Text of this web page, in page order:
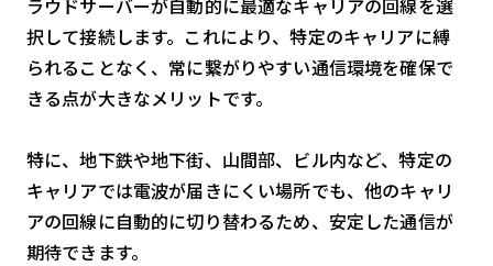
ラウドサーバーが自動的に最適なキャリアの回線を選
択して接続します。これにより、特定のキャリアに縛
られることなく、常に繋がりやすい通信環境を確保で
きる点が大きなメリットです。
特に、地下鉄や地下街、山間部、ビル内など、特定の
キャリアでは電波が届きにくい場所でも、他のキャリ
アの回線に自動的に切り替わるため、安定した通信が
期待できます。